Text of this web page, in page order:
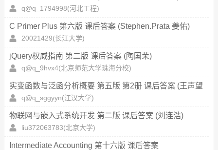
q@q_1794998(河北工程)
C Primer Plus 第六版 课后答案 (Stephen.Prata 姜佑)
20021429(长江大学)
jQuery权威指南 第二版 课后答案 (陶国荣)
q@q_9hvx4(北京师范大学珠海分校)
实变函数与泛函分析概要 第五版 第2册 课后答案 (王声望
郑维行)q@q_sggyyn(江汉大学)
物联网与嵌入式系统开发 第二版 课后答案 (刘连浩)
liu372063783(北京大学)
Intermediate Accounting 第十六版 课后答案